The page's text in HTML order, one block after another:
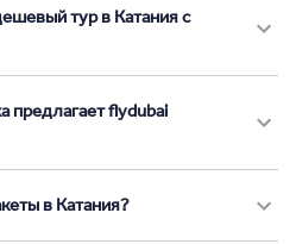
тур в Катания с
предлагает flydubai
в Катания?